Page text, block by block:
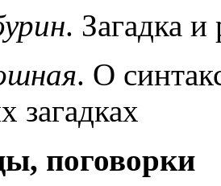
. Загадка и
. О
загадках
поговорки